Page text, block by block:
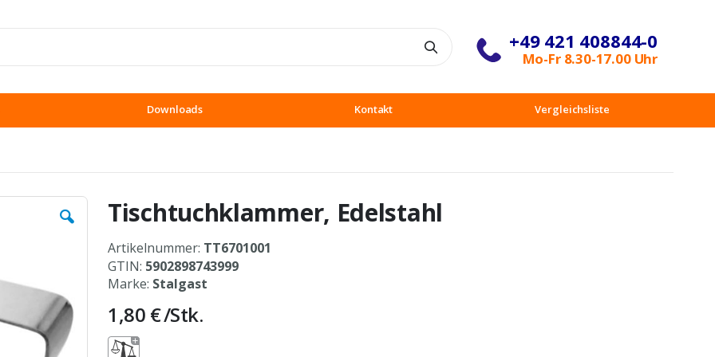
+49 421 408844-0
Mo-Fr 8.30-17.00 Uhr
Downloads Kontakt Vergleichsliste
Tischtuchklammer, Edelstahl
Artikelnummer: TT6701001
GTIN: 5902898743999
Marke: Stalgast
1,80 €/Stk.